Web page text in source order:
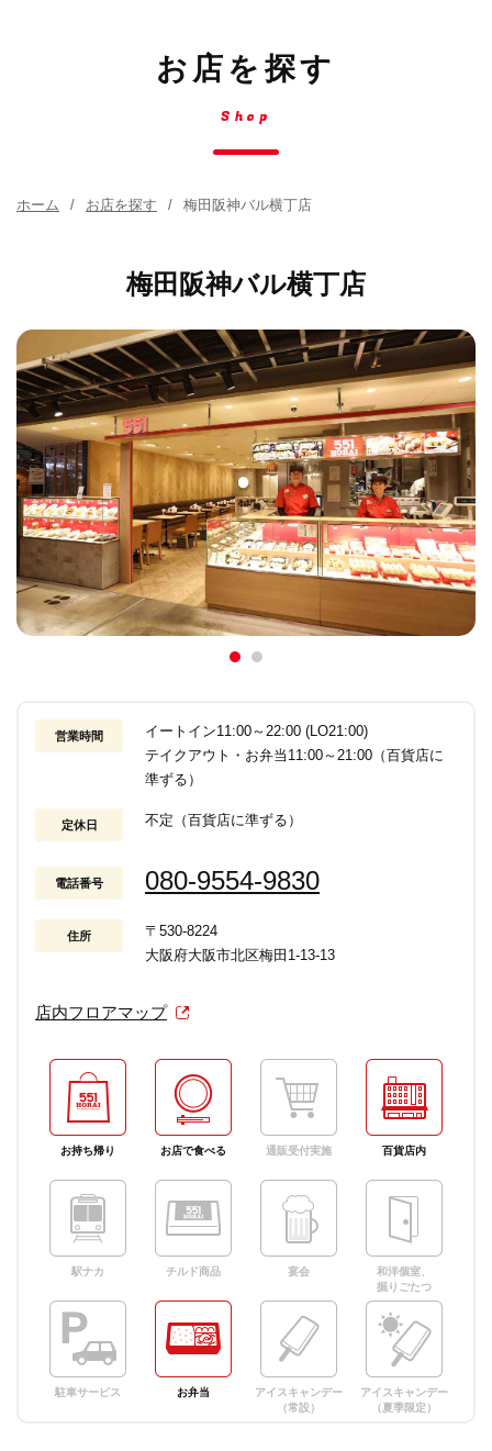
お店を探す
Shop
ホーム お店を探す 梅田阪神バル横丁店
梅田阪神バル横丁店
営業時間
イートイン11:00～22:00 (LO21:00)
テイクアウト・お弁当11:00～21:00（百貨店に
準ずる）
定休日 不定（百貨店に準ずる）
電話番号 080-9554-9830
住所
〒530-8224
大阪府大阪市北区梅田1-13-13
店内フロアマップ
お持ち帰り お店で食べる 通販受付実施 百貨店内
駅ナカ チルド商品 宴会
和洋個室、
掘りごたつ
駐車サービス お弁当
アイスキャンデー
（常設）
アイスキャンデー
（夏季限定）